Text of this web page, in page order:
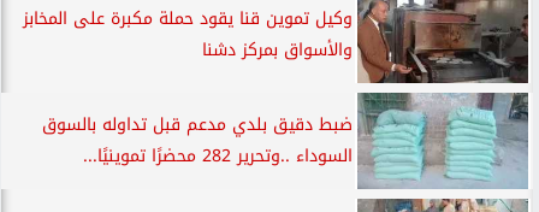
وكيل تموين قنا يقود حملة مكبرة على المخابز
والأسواق بمركز دشنا
ضبط دقيق بلدي مدعم قبل تداوله بالسوق
السوداء ..وتحرير 282 محضرًا تموينيًا...